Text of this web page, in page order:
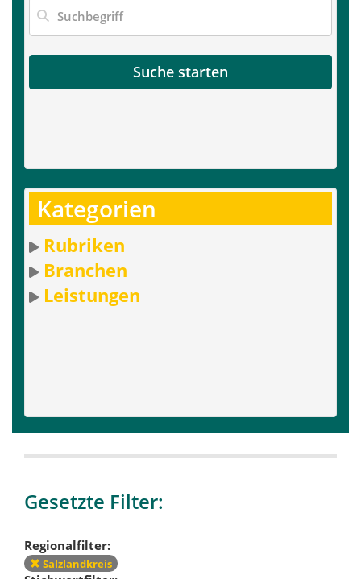
Suche starten
Kategorien
Rubriken
Branchen
Leistungen
Gesetzte Filter:
Regionalfilter:
Salzlandkreis